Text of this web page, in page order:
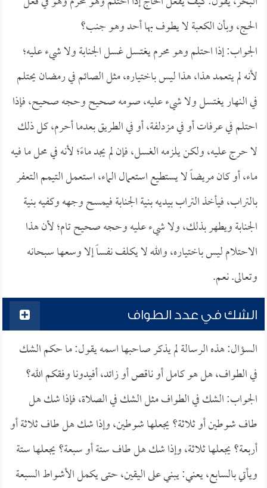
الحج، وبأن الكعبة لا يطوف بها أحد وهو جنب؟
الجواب: إذا احتلم وهو محرم يغتسل غسل الجنابة ولا شيء عليه؛
لأنه لم يتعمد هذا، هذا ليس باختياره، مثل الصائم في رمضان يحتلم
في النهار يغتسل ولا شيء عليه، صومه صحيح وحجه صحيح، فإذا
احتلم في عرفات أو في مزدلفة، أو في الطريق بعدما أحرم، كل ذلك
لا حرج عليه، ولكن يلزمه الغسل، فإن لم يجد ماءً؛ لأنه في محل ما فيه
ماء، أو كان مريضاً لا يستطيع استعمال الماء، استعمل التيمم التعفر
بالتراب، فيأخذ التراب بيديه بنية الجنابة فيمسح وجهه وكفيه بنية
الجنابة ويطهر بذلك، ولا شيء عليه وحجه صحيح تام؛ لأن هذا
الاحتلام ليس باختياره، والله لا يكلف نفساً إلا وسعها سبحانه
وتعالى. نعم.
الشك في عدد الطواف
السؤال: هذه الرسالة لم يذكر صاحبها اسمه يقول: ما حكم الشك
في الطواف، هل هو كامل أو ناقص أو زائد، أفيدونا وفقكم الله؟
الجواب: الشك في الطواف مثل الشك في الصلاة، فإذا شك هل
طاف شوطين أو ثلاثة؟ يجعلها شوطين، وإذا شك هل طاف ثلاثة أو
أربعة؟ يجعلها ثلاثة، وإذا شك هل طاف ستة أو سبعة؟ يجعلها ستة
ويأتي بالسابع، يعني: يبني على اليقين، حتى يكمل الأشواط السبعة